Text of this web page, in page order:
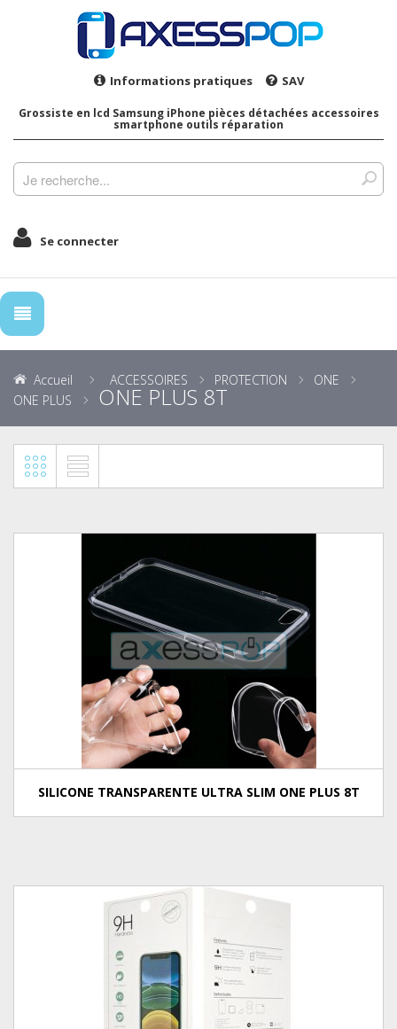
Informations pratiques SAV
Grossiste en lcd Samsung iPhone pièces détachées accessoires
smartphone outils réparation
Se connecter
Accueil ACCESSOIRES PROTECTION
ONE
ONE PLUS
ONE PLUS 8T
SILICONE TRANSPARENTE ULTRA SLIM ONE PLUS 8T